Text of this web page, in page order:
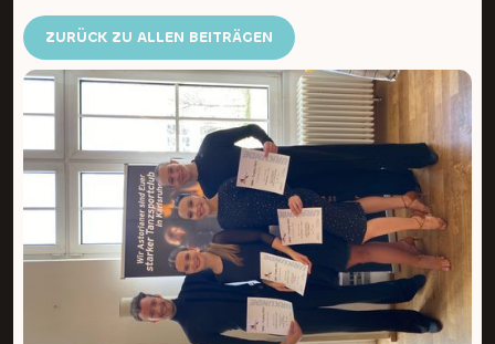
ZURÜCK ZU ALLEN BEITRÄGEN